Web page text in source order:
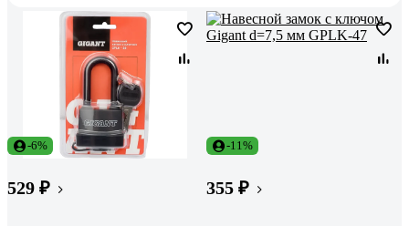
-6%
529 ₽
-11%
355 ₽